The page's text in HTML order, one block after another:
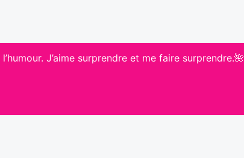
J’aime surprendre et me faire surprendre.🌺